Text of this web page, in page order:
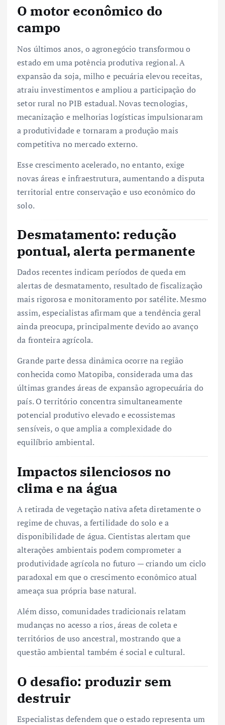
O motor econômico do
campo
Nos últimos anos, o agronegócio transformou o
estado em uma potência produtiva regional. A
expansão da soja, milho e pecuária elevou receitas,
atraiu investimentos e ampliou a participação do
setor rural no PIB estadual. Novas tecnologias,
mecanização e melhorias logísticas impulsionaram
a produtividade e tornaram a produção mais
competitiva no mercado externo.
Esse crescimento acelerado, no entanto, exige
novas áreas e infraestrutura, aumentando a disputa
territorial entre conservação e uso econômico do
solo.
Desmatamento: redução
pontual, alerta permanente
Dados recentes indicam períodos de queda em
alertas de desmatamento, resultado de fiscalização
mais rigorosa e monitoramento por satélite. Mesmo
assim, especialistas afirmam que a tendência geral
ainda preocupa, principalmente devido ao avanço
da fronteira agrícola.
Grande parte dessa dinâmica ocorre na região
conhecida como Matopiba, considerada uma das
últimas grandes áreas de expansão agropecuária do
país. O território concentra simultaneamente
potencial produtivo elevado e ecossistemas
sensíveis, o que amplia a complexidade do
equilíbrio ambiental.
Impactos silenciosos no
clima e na água
A retirada de vegetação nativa afeta diretamente o
regime de chuvas, a fertilidade do solo e a
disponibilidade de água. Cientistas alertam que
alterações ambientais podem comprometer a
produtividade agrícola no futuro — criando um ciclo
paradoxal em que o crescimento econômico atual
ameaça sua própria base natural.
Além disso, comunidades tradicionais relatam
mudanças no acesso a rios, áreas de coleta e
territórios de uso ancestral, mostrando que a
questão ambiental também é social e cultural.
O desafio: produzir sem
destruir
Especialistas defendem que o estado representa um